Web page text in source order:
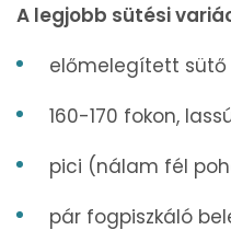
A legjobb sütési
előmelegített sütő
160-170 fokon,
pici (nálam fél
pár fogpiszkáló